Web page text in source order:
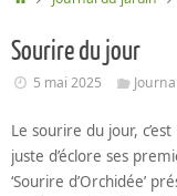
Sourire du jour
5 mai 2025
Le sourire du jour,
juste d’éclore ses
‘Sourire d’Orchidée’